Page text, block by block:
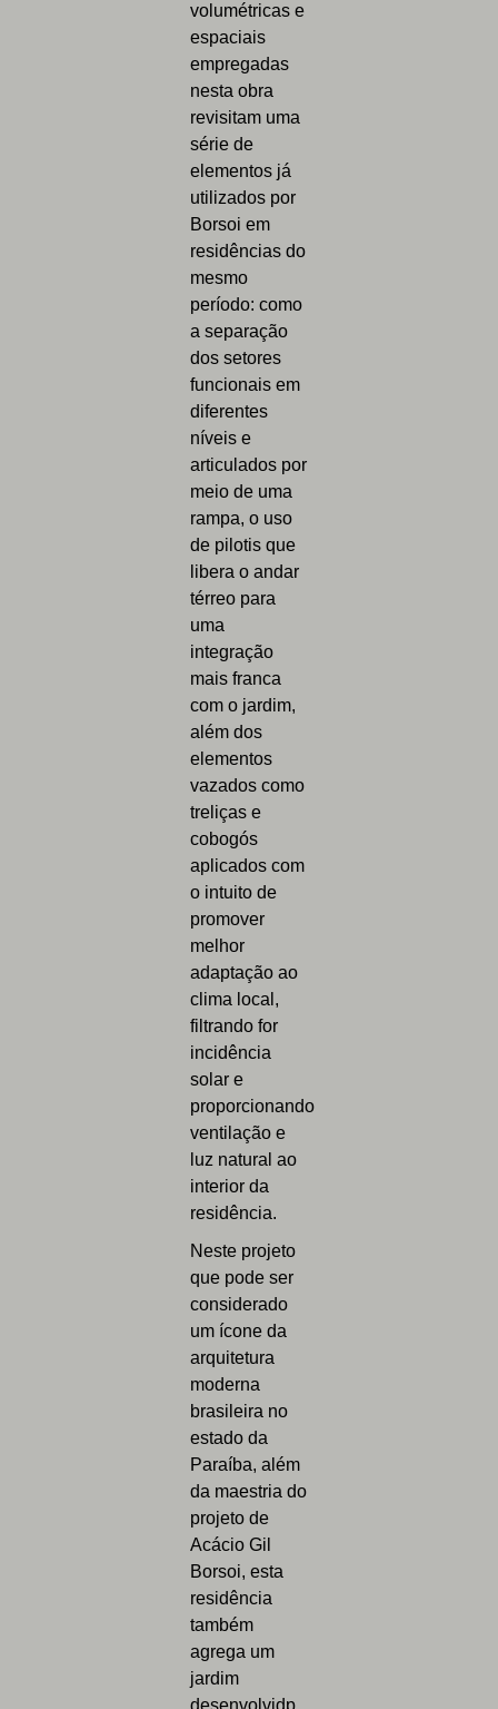
volumétricas e
espaciais
empregadas
nesta obra
revisitam uma
série de
elementos já
utilizados por
Borsoi em
residências do
mesmo
período: como
a separação
dos setores
funcionais em
diferentes
níveis e
articulados por
meio de uma
rampa, o uso
de pilotis que
libera o andar
térreo para
uma
integração
mais franca
com o jardim,
além dos
elementos
vazados como
treliças e
cobogós
aplicados com
o intuito de
promover
melhor
adaptação ao
clima local,
filtrando for
incidência
solar e
proporcionando
ventilação e
luz natural ao
interior da
residência.
Neste projeto
que pode ser
considerado
um ícone da
arquitetura
moderna
brasileira no
estado da
Paraíba, além
da maestria do
projeto de
Acácio Gil
Borsoi, esta
residência
também
agrega um
jardim
desenvolvidp